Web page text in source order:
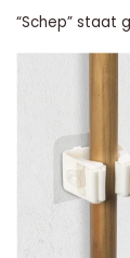
“Schep” staat